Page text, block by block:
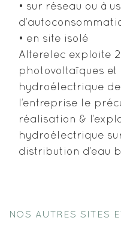
• sur réseau ou à
• en site isolé
Alterelec exploite
photovoltaïques et
hydroélectrique
l’entreprise le
réalisation &
hydroélectrique
distribution d’eau
NOS AUTRES SITES